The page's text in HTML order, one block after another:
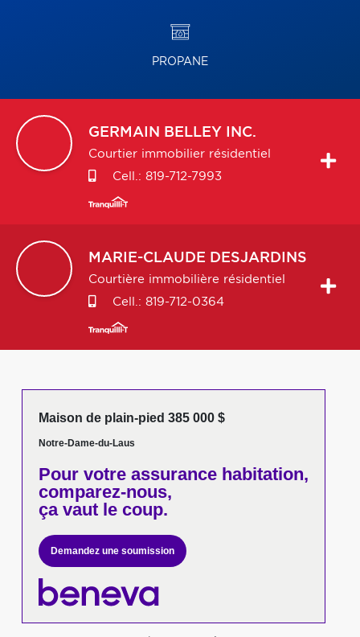
PROPANE
GERMAIN BELLEY INC.
Courtier immobilier résidentiel
Cell.: 819-712-7993
MARIE-CLAUDE DESJARDINS
Courtière immobilière résidentiel
Cell.: 819-712-0364
Maison de plain-pied 385 000 $
Notre-Dame-du-Laus
Pour votreassurance habitation,
comparez-nous,
ça vaut le coup.
Demandez une soumission